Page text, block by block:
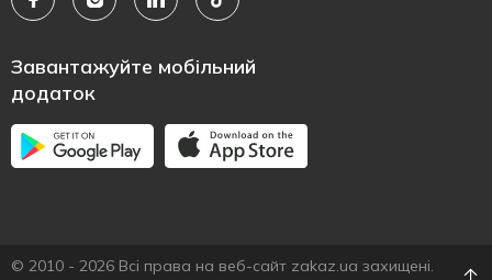
Завантажуйте мобільний
додаток
© 2010 - 2026 Всі права на веб-сайт zakaz.ua захищені.